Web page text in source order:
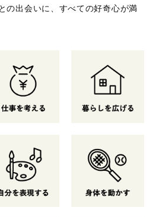
の出会いに、すべての好奇心が満